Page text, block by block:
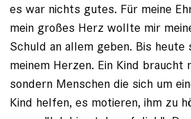
es war nichts gutes. Für meine
mein großes Herz wollte mir
Schuld an allem geben. Bis heute
meinem Herzen. Ein Kind braucht
sondern Menschen die sich um
Kind helfen, es motieren, ihm zu